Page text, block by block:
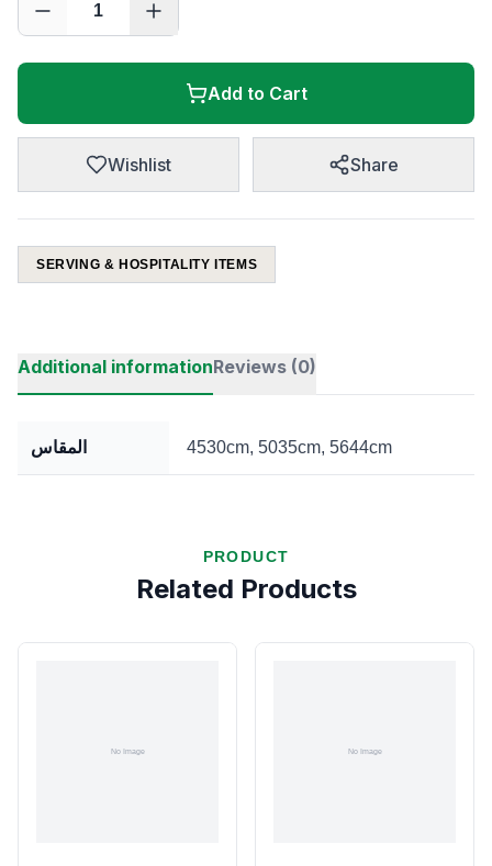
1
Add to Cart
Wishlist Share
SERVING & HOSPITALITY ITEMS
Additional informationReviews (0)
المقاس 4530cm, 5035cm, 5644cm
PRODUCT
Related Products